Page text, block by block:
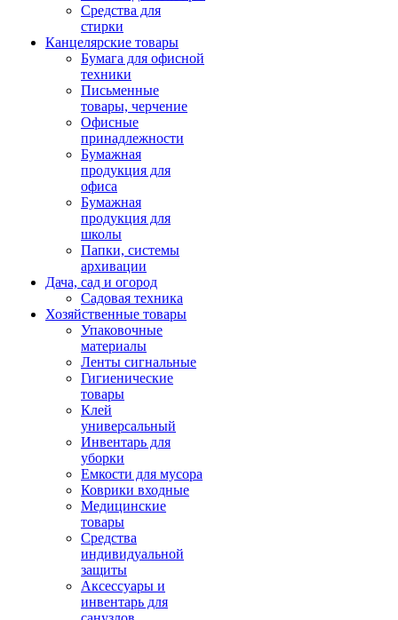
Средства для
стирки
Канцелярские товары
Бумага для офисной
техники
Письменные
товары, черчение
Офисные
принадлежности
Бумажная
продукция для
офиса
Бумажная
продукция для
школы
Папки, системы
архивации
Дача, сад и огород
Садовая техника
Хозяйственные товары
Упаковочные
материалы
Ленты сигнальные
Гигиенические
товары
Клей
универсальный
Инвентарь для
уборки
Емкости для мусора
Коврики входные
Медицинские
товары
Средства
индивидуальной
защиты
Аксессуары и
инвентарь для